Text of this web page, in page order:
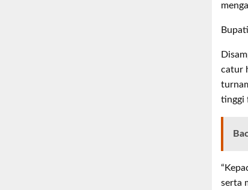
catur
tinggi
serta